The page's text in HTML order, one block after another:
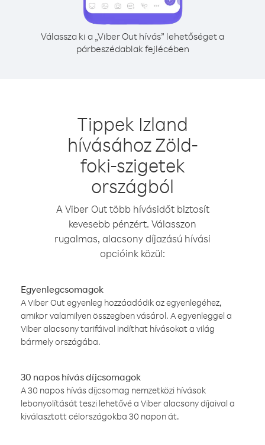
Válassza ki a „Viber Out hívás” lehetőséget a
párbeszédablak fejlécében
Tippek Izland
hívásához Zöld-
foki-szigetek
országból
A Viber Out több hívásidőt biztosít
kevesebb pénzért. Válasszon
rugalmas, alacsony díjazású hívási
opcióink közül:
Egyenlegcsomagok
A Viber Out egyenleg hozzáadódik az egyenlegéhez,
amikor valamilyen összegben vásárol. A egyenleggel a
Viber alacsony tarifáival indíthat hívásokat a világ
bármely országába.
30 napos hívás díjcsomagok
A 30 napos hívás díjcsomag nemzetközi hívások
lebonyolítását teszi lehetővé a Viber alacsony díjaival a
kiválasztott célországokba 30 napon át.